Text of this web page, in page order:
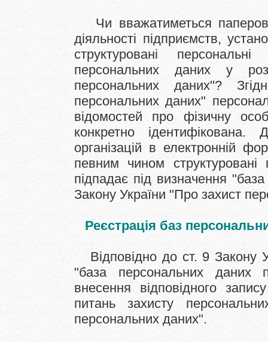
Чи вважатиметься
діяльності підприємств,
структуровані
персональних даних у
персональних даних"?
персональних даних"
відомостей про фізичну
конкретно ідентифікована.
організацій в електронній
певним чином структуровані
підпадає під визначення
Закону України "Про захист
Реєстрація баз
Відповідно до ст. 9 Закону
"база персональних даних
внесення відповідного
питань захисту
персональних даних".